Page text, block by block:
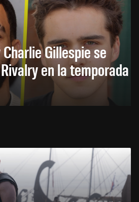
Gillespie se
en la temporada